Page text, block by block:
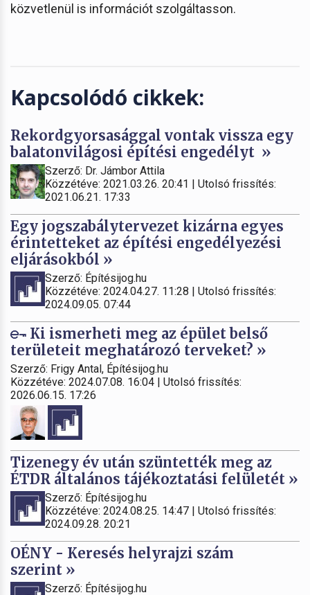
közvetlenül is információt szolgáltasson.
Kapcsolódó cikkek:
Rekordgyorsasággal vontak vissza egy
balatonvilágosi építési engedélyt »
Szerző: Dr. Jámbor Attila
Közzétéve: 2021.03.26. 20:41 | Utolsó frissítés:
2021.06.21. 17:33
Egy jogszabálytervezet kizárna egyes
érintetteket az építési engedélyezési
eljárásokból »
Szerző: Építésijog.hu
Közzétéve: 2024.04.27. 11:28 | Utolsó frissítés:
2024.09.05. 07:44
Ki ismerheti meg az épület belső
területeit meghatározó terveket? »
Szerző: Frigy Antal, Építésijog.hu
Közzétéve: 2024.07.08. 16:04 | Utolsó frissítés:
2026.06.15. 17:26
Tizenegy év után szüntették meg az
ÉTDR általános tájékoztatási felületét »
Szerző: Építésijog.hu
Közzétéve: 2024.08.25. 14:47 | Utolsó frissítés:
2024.09.28. 20:21
OÉNY - Keresés helyrajzi szám
szerint »
Szerző: Építésijog.hu